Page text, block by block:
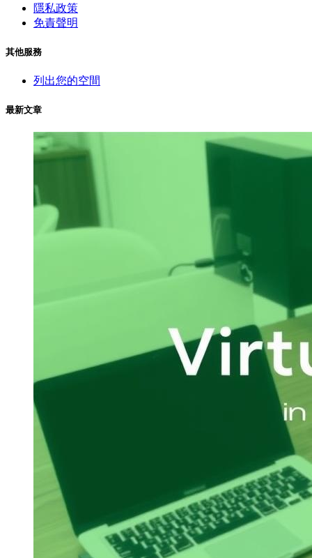
隱私政策
免責聲明
其他服務
列出您的空間
最新文章